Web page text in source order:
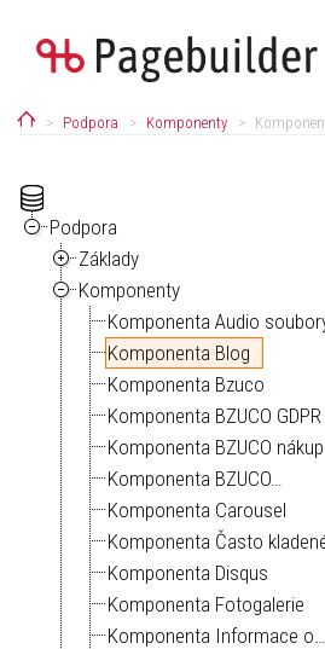
HomePodpora Komponenty
Podpora
Základy
Komponenty
Komponenta Audio
Komponenta Blog
Komponenta Bzuco
Komponenta BZUCO GDPR
Komponenta BZUCO nákup
Komponenta BZUCO…
Komponenta Carousel
Komponenta Často
Komponenta Disqus
Komponenta Fotogalerie
Komponenta Informace o…